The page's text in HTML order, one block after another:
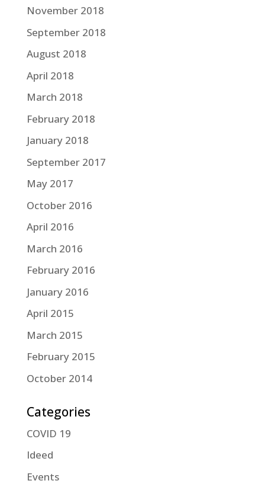
November 2018
September 2018
August 2018
April 2018
March 2018
February 2018
January 2018
September 2017
May 2017
October 2016
April 2016
March 2016
February 2016
January 2016
April 2015
March 2015
February 2015
October 2014
Categories
COVID 19
Ideed
Events